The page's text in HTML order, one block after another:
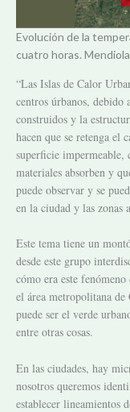
Evolución de la
cuatro horas.
“Las Islas de Calor
centros úrbanos, debido
construidos y la
hacen que se retenga el
superficie impermeable,
materiales absorben y
puede observar y se
en la ciudad y las zonas
Este tema tiene un
desde este grupo
cómo era este
el área metropolitana de
puede ser el verde
entre otras cosas.
En las ciudades, hay
nosotros queremos
establecer lineamientos